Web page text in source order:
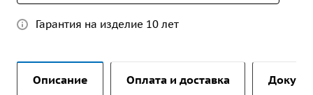
Гарантия на изделие 10 лет
Описание Оплата и доставка